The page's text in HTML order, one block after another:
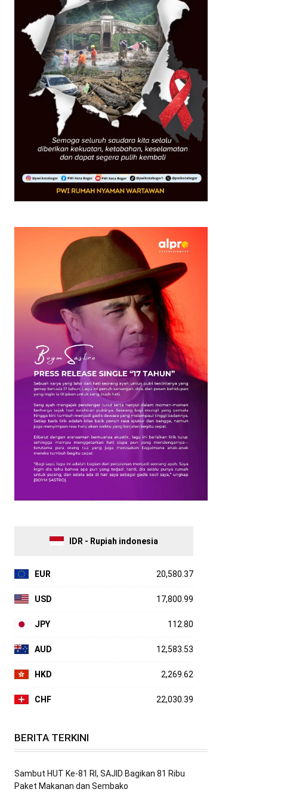
IDR - Rupiah indonesia
EUR 20,580.37
USD 17,800.99
JPY 112.80
AUD 12,583.53
HKD 2,269.62
CHF 22,030.39
BERITA TERKINI
Sambut HUT Ke-81 RI, SAJID Bagikan 81 Ribu
Paket Makanan dan Sembako